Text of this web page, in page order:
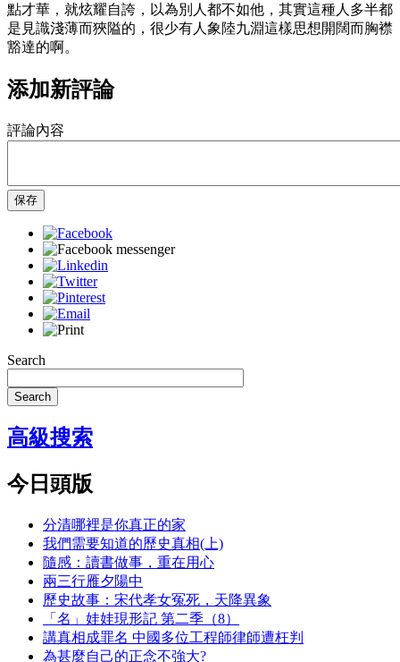
點才華，就炫耀自誇，以為別人都不如他，其實這種人多半都
是見識淺薄而狹隘的，很少有人象陸九淵這樣思想開闊而胸襟
豁達的啊。
添加新評論
評論內容
保存
Search
Search
高級搜索
今日頭版
分清哪裡是你真正的家
我們需要知道的歷史真相(上)
隨感：讀書做事，重在用心
兩三行雁夕陽中
歷史故事：宋代孝女冤死，天降異象
「名」娃娃現形記 第二季（8）
講真相成罪名 中國多位工程師律師遭枉判
為甚麼自己的正念不強大?